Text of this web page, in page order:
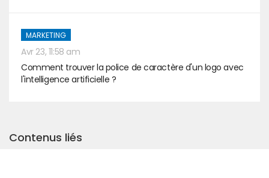
MARKETING
Avr 23, 11:58 am
Comment trouver la police de caractère d'un logo avec
l'intelligence artificielle ?
Contenus liés